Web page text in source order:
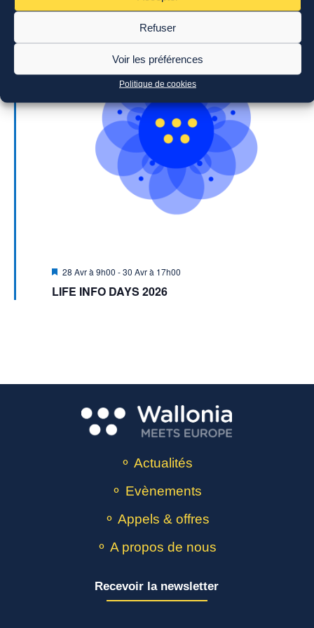
Refuser
Voir les préférences
Politique de cookies
AVR
Mis
avant
28 Avr à 9h00 -30 Avr à 17h00
LIFE INFO DAYS 2026
⚬ Actualités
⚬ Evènements
⚬ Appels & offres
⚬ A propos de nous
Recevoir la newsletter